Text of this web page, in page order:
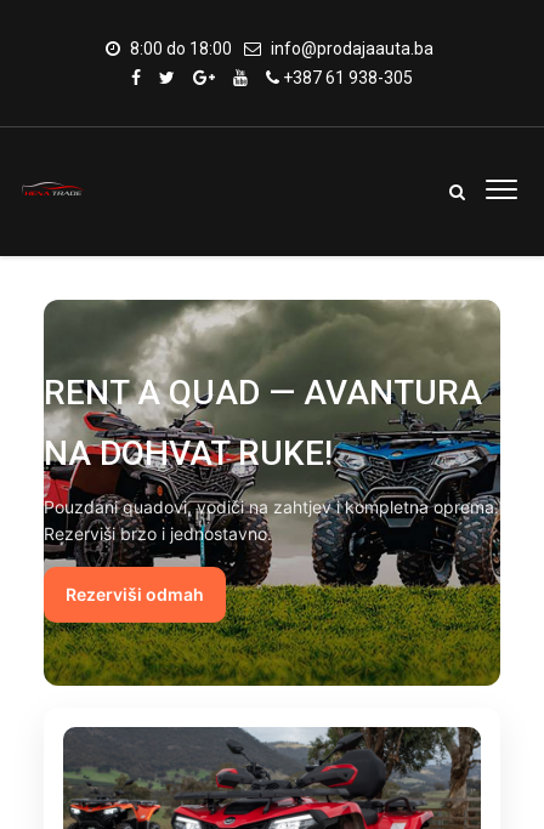
8:00 do 18:00
info@prodajaauta.ba
+387 61 938-305
RENT A QUAD — AVANTURA
NA DOHVAT RUKE!
Pouzdani quadovi, vodiči na zahtjev i kompletna oprema.
Rezerviši brzo i jednostavno.
Rezerviši odmah